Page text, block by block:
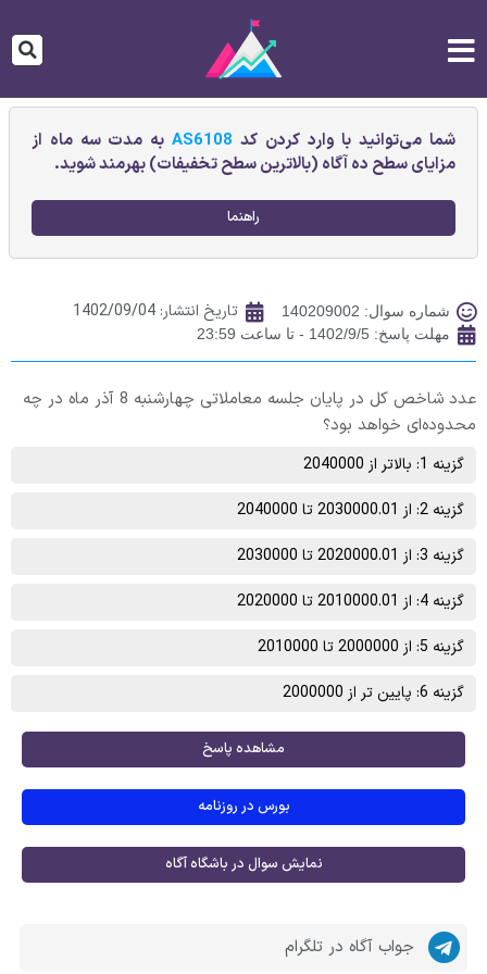
شما می‌توانید با وارد کردن کد AS6108به مدت سه ماه از
مزایای سطح ده آگاه (بالاترین سطح تخفیفات) بهرمند شوید.
راهنما
شماره سوال: 140209002 تاریخ انتشار: 1402/09/04
مهلت پاسخ: 1402/9/5 - تا ساعت 23:59
عدد شاخص کل در پایان جلسه معاملاتی چهارشنبه 8 آذر ماه در چه
محدوده‌ای خواهد بود؟
گزینه 1: بالاتر از 2040000
گزینه 2: از 2030000.01 تا 2040000
گزینه 3: از 2020000.01 تا 2030000
گزینه 4: از 2010000.01 تا 2020000
گزینه 5: از 2000000 تا 2010000
گزینه 6: پایین تر از 2000000
مشاهده پاسخ
بورس در روزنامه
نمایش سوال در باشگاه آگاه
جواب آگاه در تلگرام